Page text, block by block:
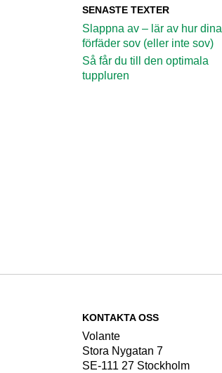
SENASTE TEXTER
Slappna av – lär av hur dina
förfäder sov (eller inte sov)
Så får du till den optimala
tuppluren
KONTAKTA OSS
Volante
Stora Nygatan 7
SE-111 27 Stockholm